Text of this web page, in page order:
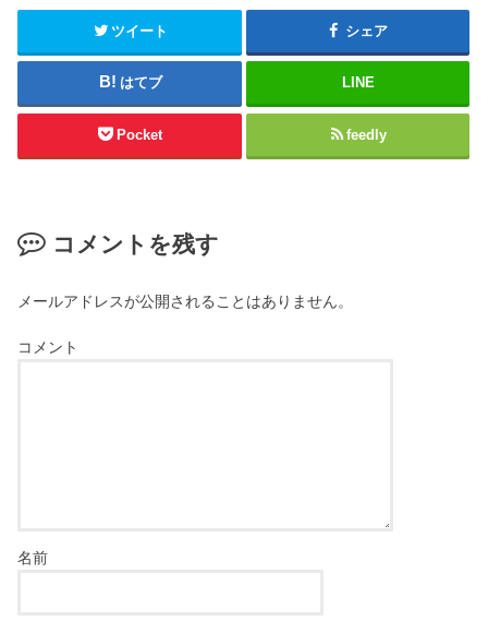
ツイート シェア
はてブ LINE
Pocket feedly
コメントを残す
メールアドレスが公開されることはありません。
コメント
名前